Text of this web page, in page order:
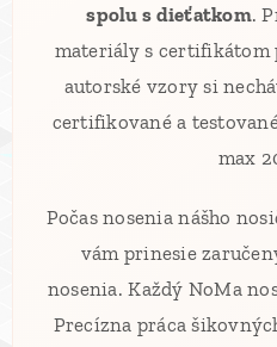
spolu s dieťatkom.
materiály s certifikátom
autorské vzory si
certifikované a
max
Počas nosenia nášho
vám prinesie
nosenia. Každý NoMa
Precízna práca